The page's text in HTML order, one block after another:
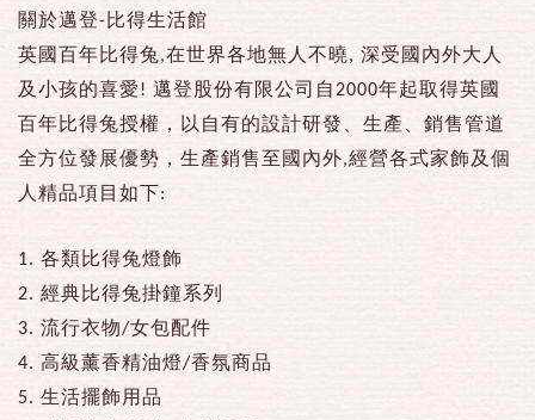
關於邁登-比得生活館
英國百年比得兔,在世界各地無人不曉, 深受國內外大人
及小孩的喜愛! 邁登股份有限公司自2000年起取得英國
百年比得兔授權，以自有的設計研發、生產、銷售管道
全方位發展優勢，生產銷售至國內外,經營各式家飾及個
人精品項目如下:
1. 各類比得兔燈飾
2. 經典比得兔掛鐘系列
3. 流行衣物/女包配件
4. 高級薰香精油燈/香氛商品
5. 生活擺飾用品